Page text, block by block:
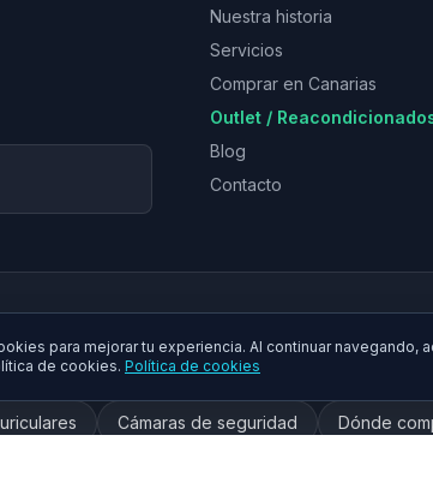
Nuestra historia
Servicios
Comprar en Canarias
Outlet /
Blog
Contacto
Smartphones Móviles baratos
Cámaras de seguridad Dónde
para mejorar tu experiencia. Al continuar navegando,
de cookies. Política de cookies